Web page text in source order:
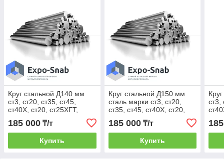
Круг стальной Д140 мм
ст3, ст20, ст35, ст45,
ст40Х, ст20, ст25ХГТ,
185 000 ₸/т
Купить
Круг стальной Д150 мм
сталь марки ст3, ст20,
ст35, ст45, ст40Х, ст20,
ст25ХГТ, ст65Г
185 000₸/т
Купить
ст3,